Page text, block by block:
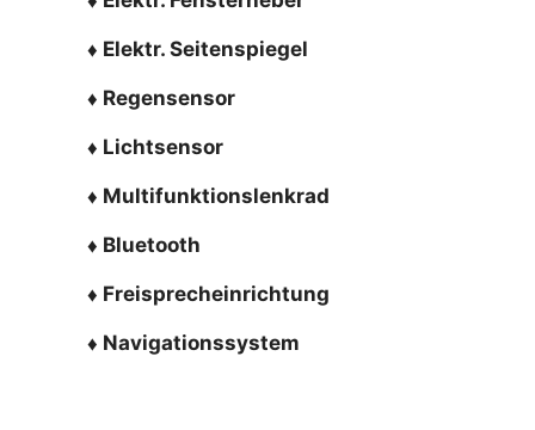
♦ Elektr. Seitenspiegel
♦ Regensensor
♦ Lichtsensor
♦ Multifunktionslenkrad
♦ Bluetooth
♦ Freisprecheinrichtung
♦ Navigationssystem